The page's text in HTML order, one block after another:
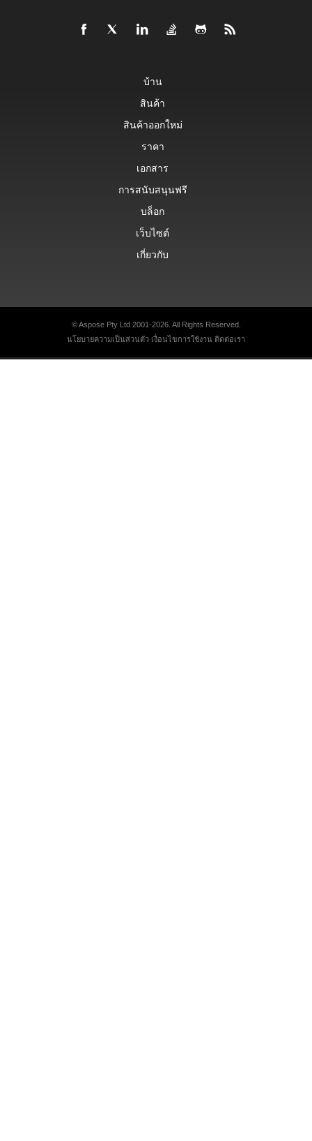
บ้าน
สินค้า
สินค้าออกใหม่
ราคา
เอกสาร
การสนับสนุนฟรี
บล็อก
เว็บไซต์
เกี่ยวกับ
© Aspose Pty Ltd 2001-2026. All Rights Reserved.
นโยบายความเป็นส่วนตัว เงื่อนไขการใช้งาน ติดต่อเรา